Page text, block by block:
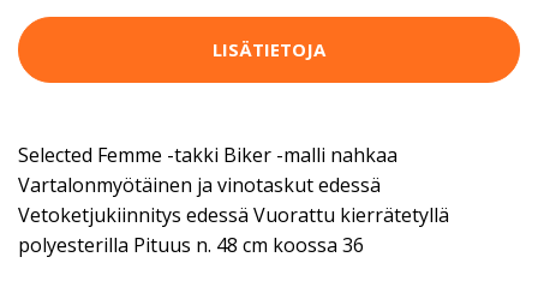
LISÄTIETOJA
Selected Femme -takki Biker -malli nahkaa
Vartalonmyötäinen ja vinotaskut edessä
Vetoketjukiinnitys edessä Vuorattu kierrätetyllä
polyesterilla Pituus n. 48 cm koossa 36